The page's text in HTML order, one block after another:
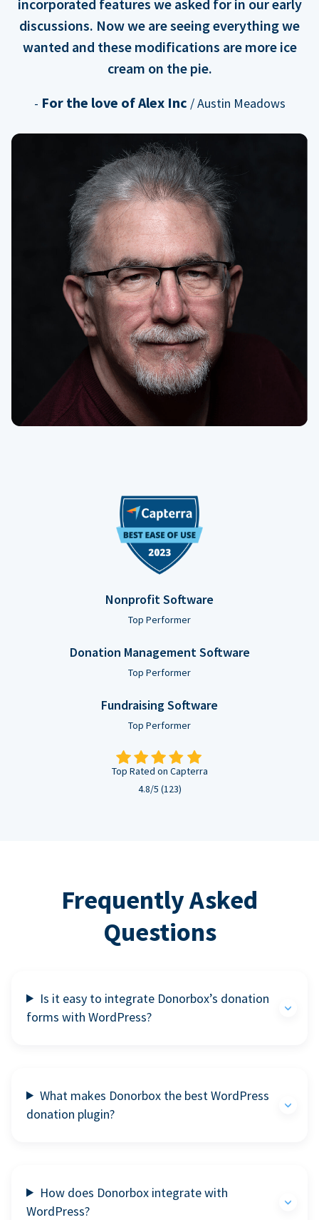
incorporated features we asked for in our early
discussions. Now we are seeing everything we
wanted and these modifications are more ice
cream on the pie.
- For the love of Alex Inc / Austin Meadows
Nonprofit Software
Top Performer
Donation Management Software
Top Performer
Fundraising Software
Top Performer
Top Rated on Capterra
4.8/5 (123)
Frequently Asked
Questions
Is it easy to integrate Donorbox’s donation
forms with WordPress?
What makes Donorbox the best WordPress
donation plugin?
How does Donorbox integrate with
WordPress?